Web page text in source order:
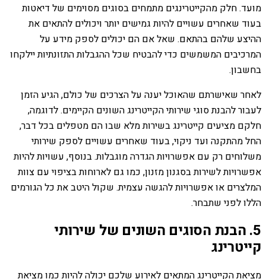
מועד. חלק מהקייטרינגים מתמחים בסוגים מסוימים של דיאטות
בעוד שאחרים עשויים להיות גמישים יותר ויכולים להתאים את
ההיצע שלהם בהתאם. שאל אם הם יכולים לספק מידע על
המרכיבים המשמשים כדי להבטיח שכל ההגבלות התזונתיות יילקחו
בחשבון.
לאחר שאישרתם שהאוכל יענה על הצרכים של כולם, הגיע הזמן
לעבור להבנת סוגי שירותי הקייטרינג השונים הקיימים. לדוגמה,
חלקם מציעים קייטרינג בשירות מלא שבו הם מטפלים בכל דבר,
החל מהתקנה ועד ניקוי, בעוד שאחרים עשויים לספק שירותי
משלוחים רק עם אפשרויות הגדרה מוגבלות. בנוסף, עשויות להיות
אפשרויות לשירות בסגנון מזנון, כמו גם לארוחות בציפוי עם צוות
המלצרים או אפשרויות להגשה עצמית. שקול היטב את כל הגורמים
הללו לפני שתבחר.
5. הבנת הסוגים השונים של שירותי
קייטרינג
מציאת הקייטרינג המתאים לאירוע שלכם יכולה להיות כמו מציאת